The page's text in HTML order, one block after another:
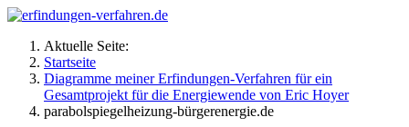
Aktuelle Seite:
Startseite
Diagramme meiner Erfindungen-Verfahren für ein
Gesamtprojekt für die Energiewende von Eric Hoyer
parabolspiegelheizung-bürgerenergie.de